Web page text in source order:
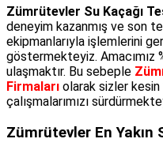
Zümrütevler Su Kaçağı
deneyim kazanmış ve son
ekipmanlarıyla işlemlerini
göstermekteyiz. Amacımız
ulaşmaktır. Bu sebeple
Firmaları olarak sizler
çalışmalarımızı
Zümrütevler En Yakın